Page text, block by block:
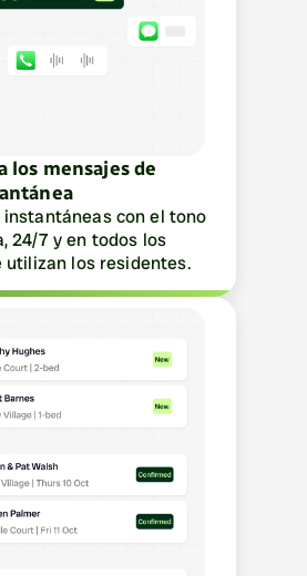
los mensajes de
instantáneas con el tono
24/7 y en todos los
utilizan los residentes.